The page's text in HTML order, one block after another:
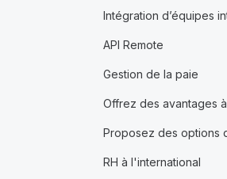
Intégration d’équipes
API Remote
Gestion de la paie
Offrez des avantages à
Proposez des options
RH à l'international